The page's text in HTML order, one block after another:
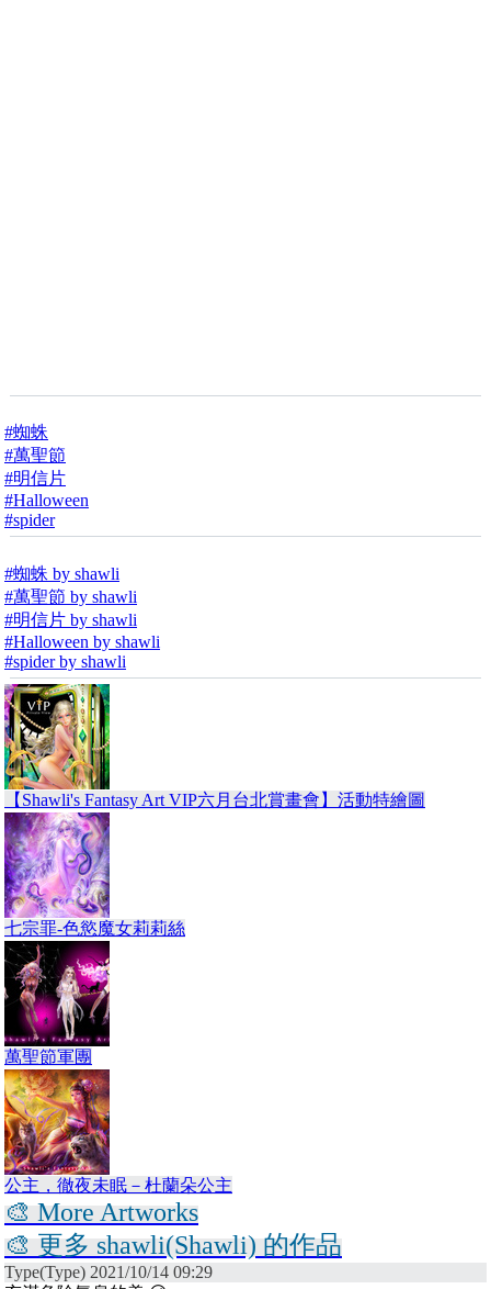
#蜘蛛
#萬聖節
#明信片
#Halloween
#spider
#蜘蛛 by shawli
#萬聖節 by shawli
#明信片 by shawli
#Halloween by shawli
#spider by shawli
【Shawli's Fantasy Art VIP六月台北賞畫會】活動特繪圖
七宗罪-色慾魔女莉莉絲
萬聖節軍團
公主，徹夜未眠－杜蘭朵公主
🎨 More Artworks
🎨 更多 shawli(Shawli) 的作品
Type(Type) 2021/10/14 09:29